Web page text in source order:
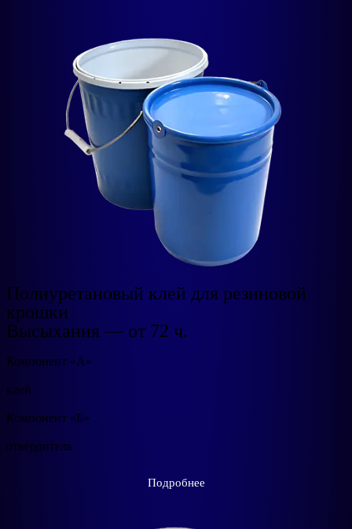
Полиуретановый клей для резиновой
крошки
Высыхания — от 72 ч.​
Компонент «А»
клей
Компонент «Б»
отвердитель
Подробнее